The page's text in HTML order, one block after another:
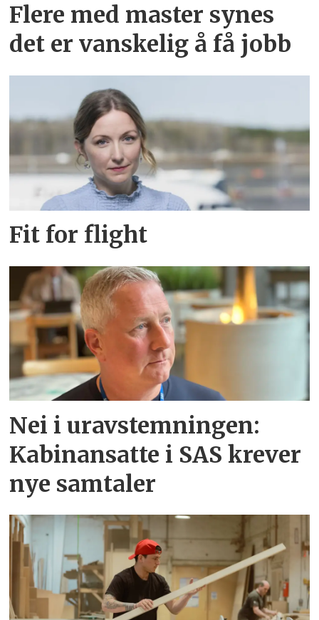
Flere med master synes
det er vanskelig å få jobb
Fit for flight
Nei i uravstemningen:
Kabinansatte i SAS krever
nye samtaler